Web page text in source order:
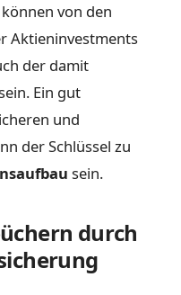
von den
Aktieninvestments
der damit
Ein gut
und
der Schlüssel zu
sein.
durch